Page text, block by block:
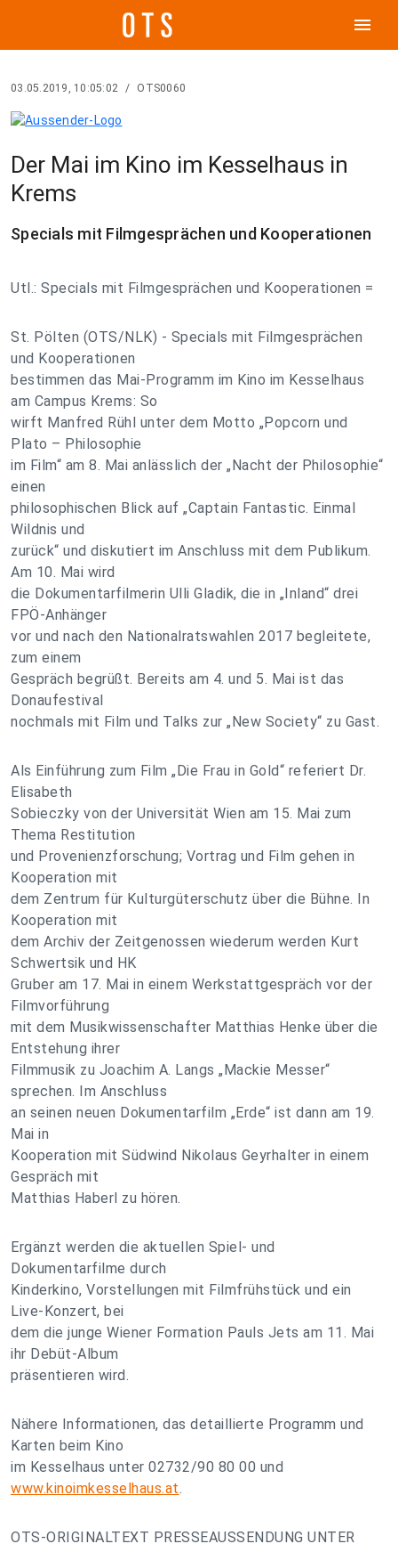
menu
03.05.2019, 10:05:02 / OTS0060
Der Mai im Kino im Kesselhaus in
Krems
Specials mit Filmgesprächen und Kooperationen
Utl.: Specials mit Filmgesprächen und Kooperationen =
St. Pölten (OTS/NLK) - Specials mit Filmgesprächen
und Kooperationen
bestimmen das Mai-Programm im Kino im Kesselhaus
am Campus Krems: So
wirft Manfred Rühl unter dem Motto „Popcorn und
Plato – Philosophie
im Film“ am 8. Mai anlässlich der „Nacht der Philosophie“
einen
philosophischen Blick auf „Captain Fantastic. Einmal
Wildnis und
zurück“ und diskutiert im Anschluss mit dem Publikum.
Am 10. Mai wird
die Dokumentarfilmerin Ulli Gladik, die in „Inland“ drei
FPÖ-Anhänger
vor und nach den Nationalratswahlen 2017 begleitete,
zum einem
Gespräch begrüßt. Bereits am 4. und 5. Mai ist das
Donaufestival
nochmals mit Film und Talks zur „New Society“ zu Gast.
Als Einführung zum Film „Die Frau in Gold“ referiert Dr.
Elisabeth
Sobieczky von der Universität Wien am 15. Mai zum
Thema Restitution
und Provenienzforschung; Vortrag und Film gehen in
Kooperation mit
dem Zentrum für Kulturgüterschutz über die Bühne. In
Kooperation mit
dem Archiv der Zeitgenossen wiederum werden Kurt
Schwertsik und HK
Gruber am 17. Mai in einem Werkstattgespräch vor der
Filmvorführung
mit dem Musikwissenschafter Matthias Henke über die
Entstehung ihrer
Filmmusik zu Joachim A. Langs „Mackie Messer“
sprechen. Im Anschluss
an seinen neuen Dokumentarfilm „Erde“ ist dann am 19.
Mai in
Kooperation mit Südwind Nikolaus Geyrhalter in einem
Gespräch mit
Matthias Haberl zu hören.
Ergänzt werden die aktuellen Spiel- und
Dokumentarfilme durch
Kinderkino, Vorstellungen mit Filmfrühstück und ein
Live-Konzert, bei
dem die junge Wiener Formation Pauls Jets am 11. Mai
ihr Debüt-Album
präsentieren wird.
Nähere Informationen, das detaillierte Programm und
Karten beim Kino
im Kesselhaus unter 02732/90 80 00 und
www.kinoimkesselhaus.at.
OTS-ORIGINALTEXT PRESSEAUSSENDUNG UNTER